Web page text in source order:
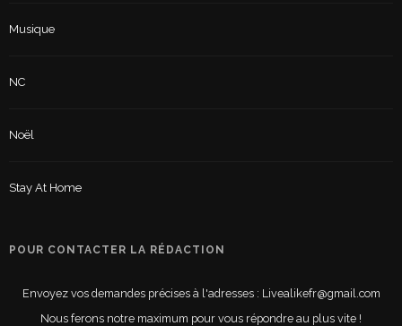
Musique
NC
Noël
Stay At Home
POUR CONTACTER LA RÉDACTION
Envoyez vos demandes précises à l'adresses : Livealikefr@gmail.com
Nous ferons notre maximum pour vous répondre au plus vite !